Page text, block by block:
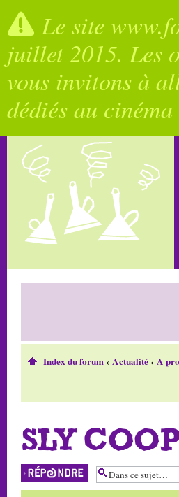
Le site
juillet 2015. Les
vous invitons à
dédiés au
Index du forum‹ Actualité‹ A
SLY
Répondre